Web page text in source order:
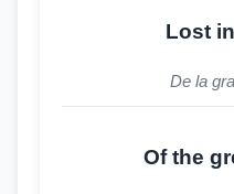
Lost
De la
Of the